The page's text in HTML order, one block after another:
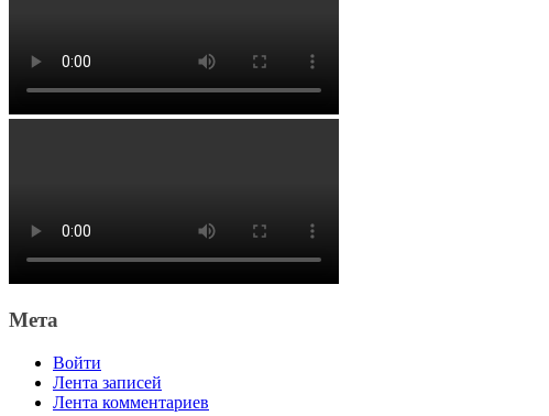
Мета
Войти
Лента записей
Лента комментариев